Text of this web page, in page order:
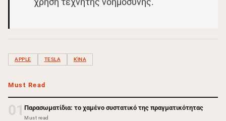
APPLE TESLA ΚΊΝΑ
Must Read
01 Παρασωματίδια: το χαμένο συστατικό της πραγματικότητας
Must read